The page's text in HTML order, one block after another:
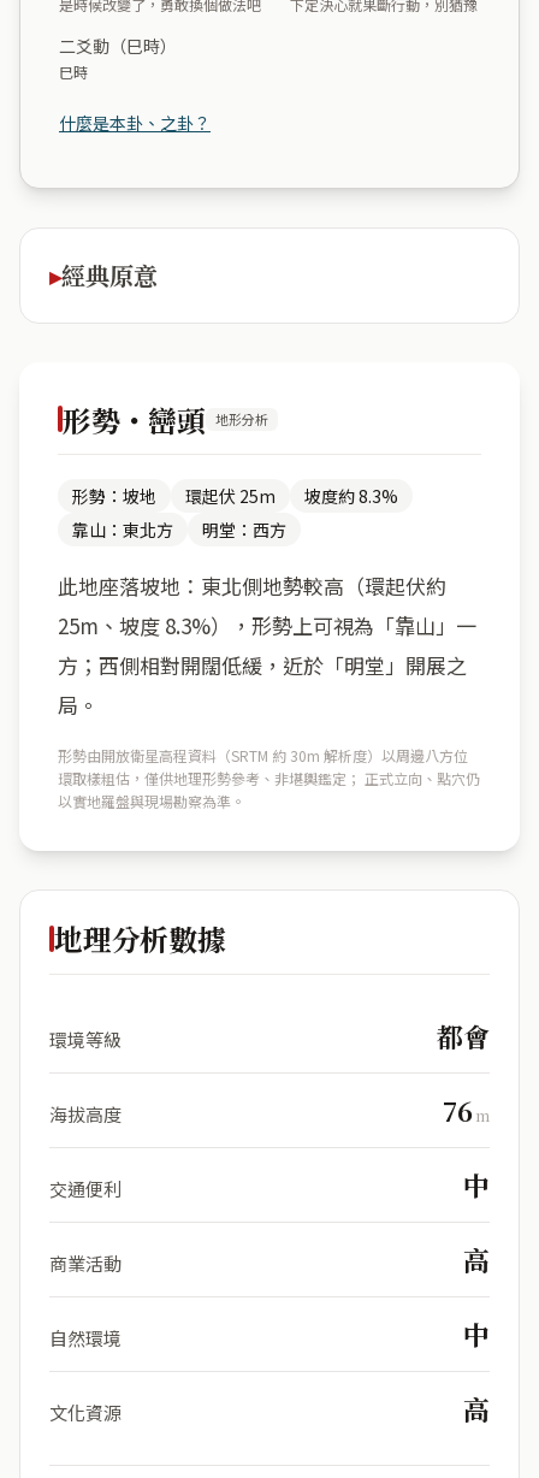
二爻動（巳時）
巳時
什麼是本卦、之卦？
經典原意
形勢・巒頭 地形分析
形勢：坡地 環起伏 25m
坡度約 8.3%
靠山：東北方
明堂：西方
此地座落坡地：東北側地勢較高（環起伏約
25m、坡度 8.3%），形勢上可視為「靠山」一
方；西側相對開闊低緩，近於「明堂」開展之
局。
形勢由開放衛星高程資料（SRTM 約 30m 解析度）以周邊八方位
環取樣粗估，僅供地理形勢參考、非堪輿鑑定； 正式立向、點穴仍
以實地羅盤與現場勘察為準。
地理分析數據
環境等級 都會
海拔高度 76m
交通便利 中
商業活動 高
自然環境 中
文化資源 高